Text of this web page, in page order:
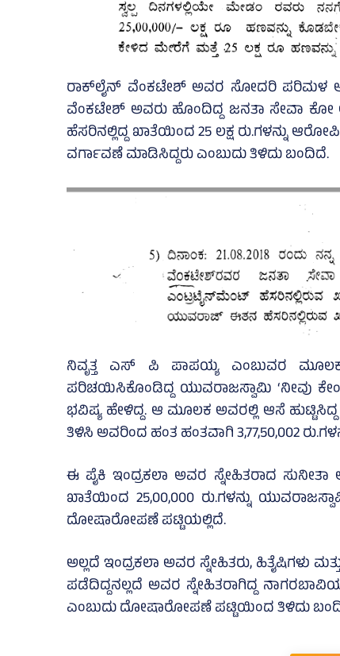
ರಾಕ್‌ಲೈನ್‌ ವೆಂಕಟೇಶ್‌ ಅವರ ಸೋದರಿ ಪರಿಮಳ
ವೆಂಕಟೇಶ್‌ ಅವರು ಹೊಂದಿದ್ದ ಜನತಾ ಸೇವಾ
ಹೆಸರಿನಲ್ಲಿದ್ದ ಖಾತೆಯಿಂದ 25 ಲಕ್ಷ ರು.ಗಳನ್ನು
ವರ್ಗಾವಣೆ ಮಾಡಿಸಿದ್ದರು ಎಂಬುದು ತಿಳಿದು ಬಂದಿದೆ.
ನಿವೃತ್ತ ಎಸ್‌ ಪಿ ಪಾಪಯ್ಯ ಎಂಬುವರ ಮೂಲಕ
ಪರಿಚಯಿಸಿಕೊಂಡಿದ್ದ ಯುವರಾಜಸ್ವಾಮಿ ‘ನೀವು
ಭವಿಷ್ಯ ಹೇಳಿದ್ದ. ಆ ಮೂಲಕ ಅವರಲ್ಲಿ ಆಸೆ
ತಿಳಿಸಿ ಅವರಿಂದ ಹಂತ ಹಂತವಾಗಿ 3,77,50,002
ಈ ಪೈಕಿ ಇಂದ್ರಕಲಾ ಅವರ ಸ್ನೇಹಿತರಾದ
ಖಾತೆಯಿಂದ 25,00,000 ರು.ಗಳನ್ನು
ದೋಷಾರೋಪಣೆ ಪಟ್ಟಿಯಲ್ಲಿದೆ.
ಅಲ್ಲದೆ ಇಂದ್ರಕಲಾ ಅವರ ಸ್ನೇಹಿತರು, ಹಿತೈಷಿಗಳು
ಪಡೆದಿದ್ದನಲ್ಲದೆ ಅವರ ಸ್ನೇಹಿತರಾಗಿದ್ದ
ಎಂಬುದು ದೋಷಾರೋಪಣೆ ಪಟ್ಟಿಯಿಂದ ತಿಳಿದು